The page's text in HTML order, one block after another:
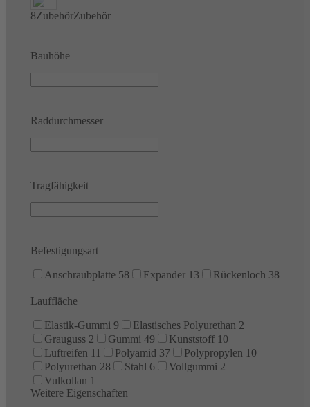
8ZubehörZubehör
Bauhöhe
Raddurchmesser
Tragfähigkeit
Befestigungsart
Anschraubplatte 58 Expander 13 Rückenloch 38
Lauffläche
Elastik-Gummi 9 Elastisches Polyurethan 2
Grauguss 2 Gummi 49 Kunststoff 10
Luftreifen 11 Polyamid 37 Polypropylen 10
Polyurethan 28 Stahl 6 Vollgummi 2
Vulkollan 1
Weitere Eigenschaften